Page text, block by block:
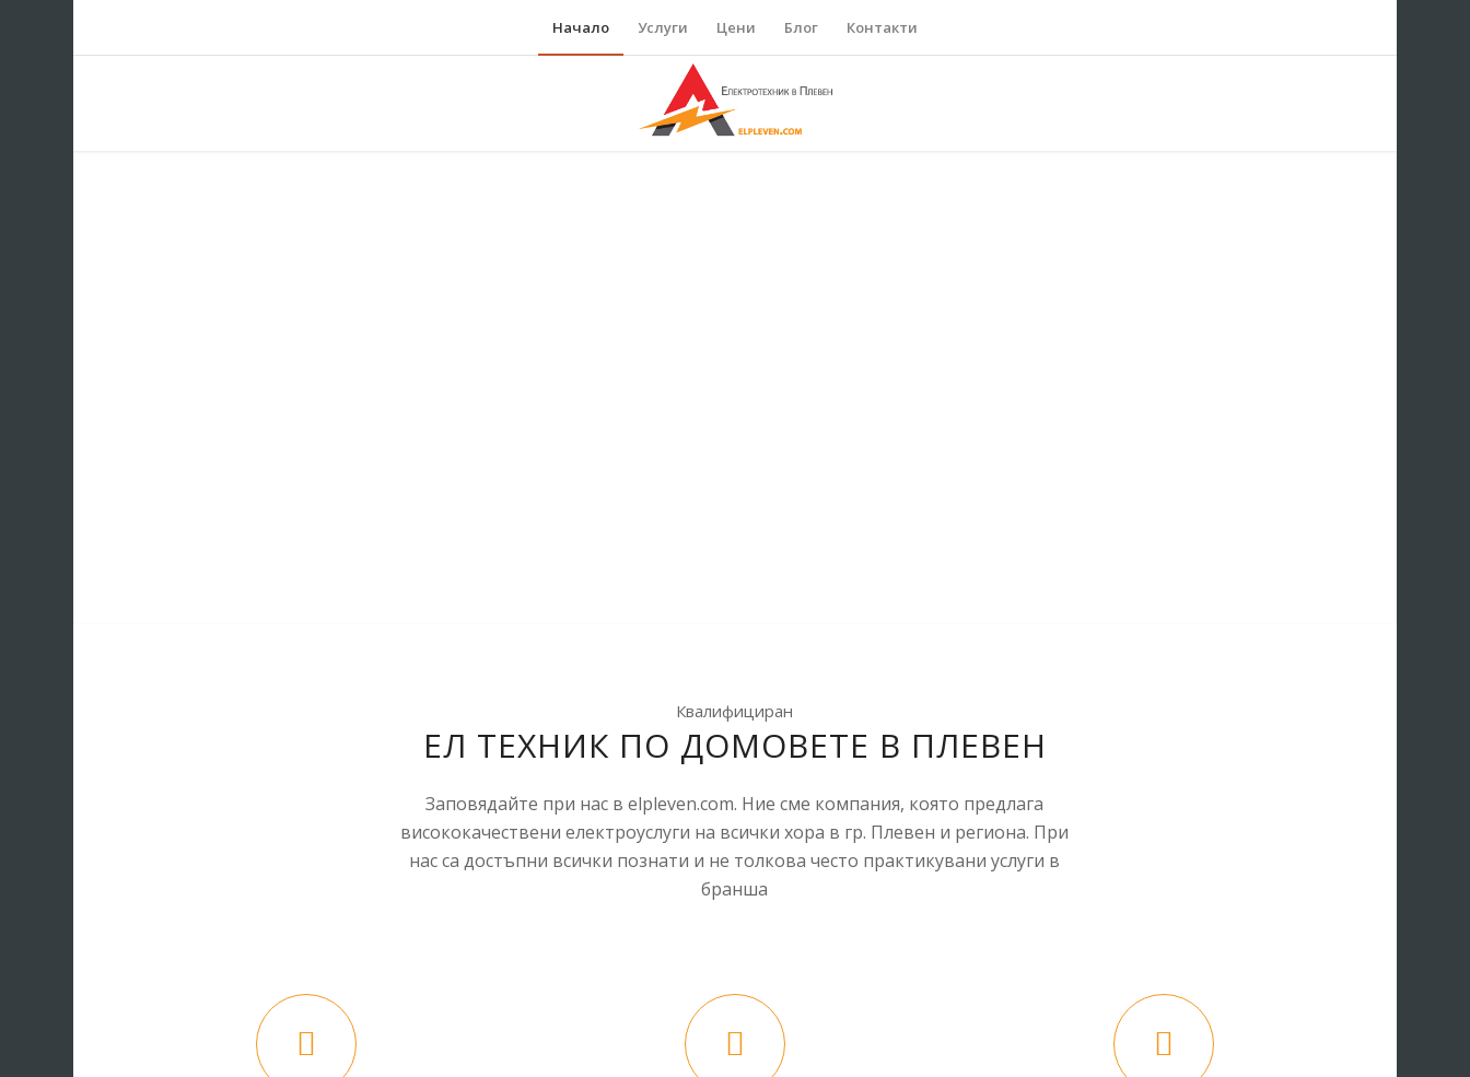
Начало Услуги Цени Блог Контакти
Квалифициран
ЕЛ ТЕХНИК ПО ДОМОВЕТЕ В ПЛЕВЕН
Заповядайте при нас в elpleven.com. Ние сме компания, която предлага
висококачествени електроуслуги на всички хора в гр. Плевен и региона. При
нас са достъпни всички познати и не толкова често практикувани услуги в
бранша